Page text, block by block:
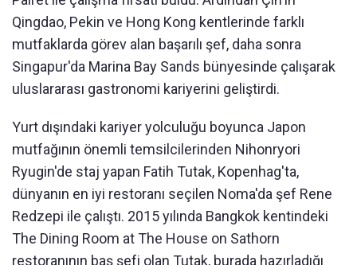
Qingdao, Pekin ve Hong Kong kentlerinde farklı
mutfaklarda görev alan başarılı şef, daha sonra
Singapur'da Marina Bay Sands bünyesinde çalışarak
uluslararası gastronomi kariyerini geliştirdi.
Yurt dışındaki kariyer yolculuğu boyunca Japon
mutfağının önemli temsilcilerinden Nihonryori
Ryugin'de staj yapan Fatih Tutak, Kopenhag'ta,
dünyanın en iyi restoranı seçilen Noma'da şef Rene
Redzepi ile çalıştı. 2015 yılında Bangkok kentindeki
The Dining Room at The House on Sathorn
restoranının baş şefi olan Tutak, burada hazırladığı